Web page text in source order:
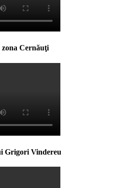
Cernăuţi
Grigori Vindereu